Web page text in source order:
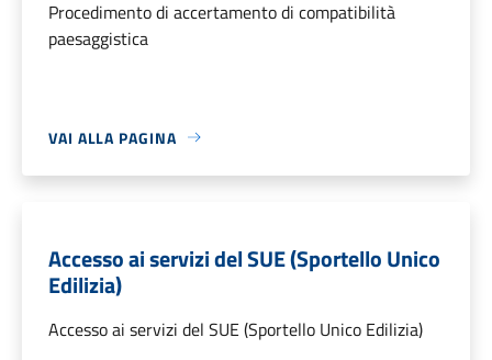
Procedimento di accertamento di compatibilità
paesaggistica
VAI ALLA PAGINA
Accesso ai servizi del SUE (Sportello Unico
Edilizia)
Accesso ai servizi del SUE (Sportello Unico Edilizia)